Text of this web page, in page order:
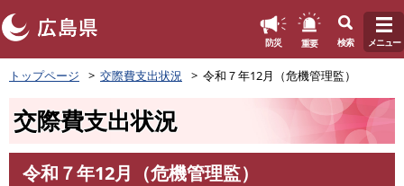
ペ
ー
頭
防災 重要 検索 メニュー
トップページ 交際費支出状況 令和７年12月（危機管理監）
交際費支出状況
令和７年12月（危機管理監）